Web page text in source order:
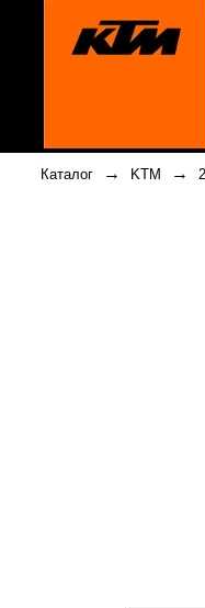
Каталог → KTM →